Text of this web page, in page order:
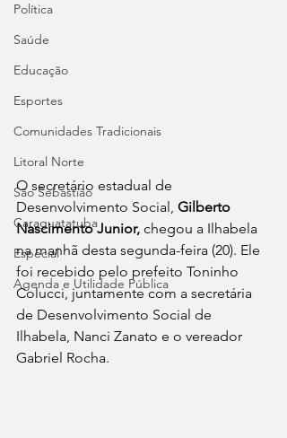
Política
Saúde
Educação
Esportes
Comunidades Tradicionais
Litoral Norte
São Sebastião
Caraguatatuba
Especial
Agenda e Utilidade Pública
O secretário estadual de
Desenvolvimento Social, Gilberto
Nascimento Junior, chegou a Ilhabela
na manhã desta segunda-feira (20). Ele
foi recebido pelo prefeito Toninho
Colucci, juntamente com a secretária
de Desenvolvimento Social de
Ilhabela, Nanci Zanato e o vereador
Gabriel Rocha.